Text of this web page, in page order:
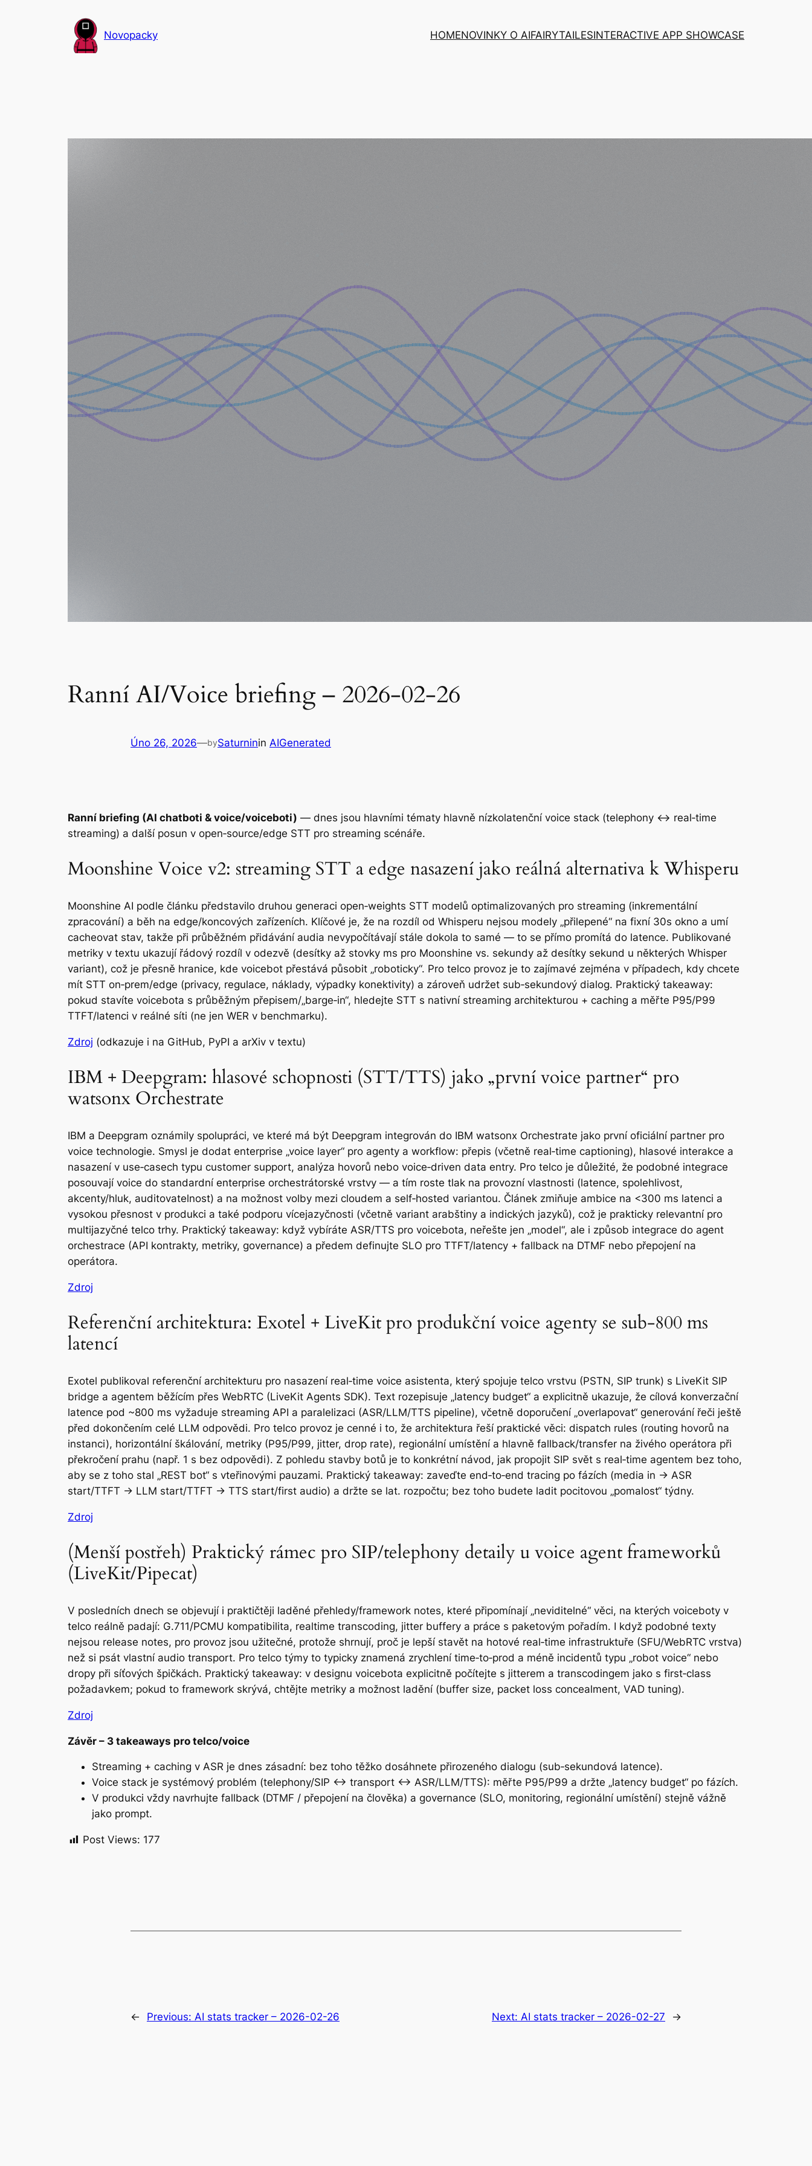
Novopacky HOMENOVINKY O AIFAIRYTAILESINTERACTIVE APP SHOWCASE
Ranní AI/Voice briefing – 2026-02-26
Úno 26, 2026—bySaturninin AIGenerated
Ranní briefing (AI chatboti & voice/voiceboti) — dnes jsou hlavními tématy hlavně nízkolatenční voice stack (telephony ↔ real‑time
streaming) a další posun v open‑source/edge STT pro streaming scénáře.
Moonshine Voice v2: streaming STT a edge nasazení jako reálná alternativa k Whisperu
Moonshine AI podle článku představilo druhou generaci open‑weights STT modelů optimalizovaných pro streaming (inkrementální
zpracování) a běh na edge/koncových zařízeních. Klíčové je, že na rozdíl od Whisperu nejsou modely „přilepené“ na fixní 30s okno a umí
cacheovat stav, takže při průběžném přidávání audia nevypočítávají stále dokola to samé — to se přímo promítá do latence. Publikované
metriky v textu ukazují řádový rozdíl v odezvě (desítky až stovky ms pro Moonshine vs. sekundy až desítky sekund u některých Whisper
variant), což je přesně hranice, kde voicebot přestává působit „roboticky“. Pro telco provoz je to zajímavé zejména v případech, kdy chcete
mít STT on‑prem/edge (privacy, regulace, náklady, výpadky konektivity) a zároveň udržet sub‑sekundový dialog. Praktický takeaway:
pokud stavíte voicebota s průběžným přepisem/„barge‑in“, hledejte STT s nativní streaming architekturou + caching a měřte P95/P99
TTFT/latenci v reálné síti (ne jen WER v benchmarku).
Zdroj (odkazuje i na GitHub, PyPI a arXiv v textu)
IBM + Deepgram: hlasové schopnosti (STT/TTS) jako „první voice partner“ pro
watsonx Orchestrate
IBM a Deepgram oznámily spolupráci, ve které má být Deepgram integrován do IBM watsonx Orchestrate jako první oficiální partner pro
voice technologie. Smysl je dodat enterprise „voice layer“ pro agenty a workflow: přepis (včetně real‑time captioning), hlasové interakce a
nasazení v use‑casech typu customer support, analýza hovorů nebo voice‑driven data entry. Pro telco je důležité, že podobné integrace
posouvají voice do standardní enterprise orchestrátorské vrstvy — a tím roste tlak na provozní vlastnosti (latence, spolehlivost,
akcenty/hluk, auditovatelnost) a na možnost volby mezi cloudem a self‑hosted variantou. Článek zmiňuje ambice na <300 ms latenci a
vysokou přesnost v produkci a také podporu vícejazyčnosti (včetně variant arabštiny a indických jazyků), což je prakticky relevantní pro
multijazyčné telco trhy. Praktický takeaway: když vybíráte ASR/TTS pro voicebota, neřešte jen „model“, ale i způsob integrace do agent
orchestrace (API kontrakty, metriky, governance) a předem definujte SLO pro TTFT/latency + fallback na DTMF nebo přepojení na
operátora.
Zdroj
Referenční architektura: Exotel + LiveKit pro produkční voice agenty se sub‑800 ms
latencí
Exotel publikoval referenční architekturu pro nasazení real‑time voice asistenta, který spojuje telco vrstvu (PSTN, SIP trunk) s LiveKit SIP
bridge a agentem běžícím přes WebRTC (LiveKit Agents SDK). Text rozepisuje „latency budget“ a explicitně ukazuje, že cílová konverzační
latence pod ~800 ms vyžaduje streaming API a paralelizaci (ASR/LLM/TTS pipeline), včetně doporučení „overlapovat“ generování řeči ještě
před dokončením celé LLM odpovědi. Pro telco provoz je cenné i to, že architektura řeší praktické věci: dispatch rules (routing hovorů na
instanci), horizontální škálování, metriky (P95/P99, jitter, drop rate), regionální umístění a hlavně fallback/transfer na živého operátora při
překročení prahu (např. 1 s bez odpovědi). Z pohledu stavby botů je to konkrétní návod, jak propojit SIP svět s real‑time agentem bez toho,
aby se z toho stal „REST bot“ s vteřinovými pauzami. Praktický takeaway: zaveďte end‑to‑end tracing po fázích (media in → ASR
start/TTFT → LLM start/TTFT → TTS start/first audio) a držte se lat. rozpočtu; bez toho budete ladit pocitovou „pomalost“ týdny.
Zdroj
(Menší postřeh) Praktický rámec pro SIP/telephony detaily u voice agent frameworků
(LiveKit/Pipecat)
V posledních dnech se objevují i praktičtěji laděné přehledy/framework notes, které připomínají „neviditelné“ věci, na kterých voiceboty v
telco reálně padají: G.711/PCMU kompatibilita, realtime transcoding, jitter buffery a práce s paketovým pořadím. I když podobné texty
nejsou release notes, pro provoz jsou užitečné, protože shrnují, proč je lepší stavět na hotové real‑time infrastruktuře (SFU/WebRTC vrstva)
než si psát vlastní audio transport. Pro telco týmy to typicky znamená zrychlení time‑to‑prod a méně incidentů typu „robot voice“ nebo
dropy při síťových špičkách. Praktický takeaway: v designu voicebota explicitně počítejte s jitterem a transcodingem jako s first‑class
požadavkem; pokud to framework skrývá, chtějte metriky a možnost ladění (buffer size, packet loss concealment, VAD tuning).
Zdroj
Závěr – 3 takeaways pro telco/voice
Streaming + caching v ASR je dnes zásadní: bez toho těžko dosáhnete přirozeného dialogu (sub‑sekundová latence).
Voice stack je systémový problém (telephony/SIP ↔ transport ↔ ASR/LLM/TTS): měřte P95/P99 a držte „latency budget“ po fázích.
V produkci vždy navrhujte fallback (DTMF / přepojení na člověka) a governance (SLO, monitoring, regionální umístění) stejně vážně
jako prompt.
Post Views: 177
← Previous: AI stats tracker – 2026-02-26 Next: AI stats tracker – 2026-02-27 →